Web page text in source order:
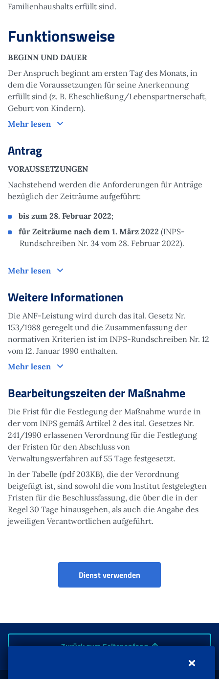
Familienhaushalts erfüllt sind.
Funktionsweise
BEGINN UND DAUER
Der Anspruch beginnt am ersten Tag des Monats, in
dem die Voraussetzungen für seine Anerkennung
erfüllt sind (z. B. Eheschließung/Lebenspartnerschaft,
Geburt von Kindern).
Mehr lesen
Funktionsweise
Antrag
VORAUSSETZUNGEN
Nachstehend werden die Anforderungen für Anträge
bezüglich der Zeiträume aufgeführt:
bis zum 28. Februar 2022;
für Zeiträume nach dem 1. März 2022 (INPS-
Rundschreiben Nr. 34 vom 28. Februar 2022).
Mehr lesen Antrag
Weitere Informationen
Die ANF-Leistung wird durch das ital. Gesetz Nr.
153/1988 geregelt und die Zusammenfassung der
normativen Kriterien ist im INPS-Rundschreiben Nr. 12
vom 12. Januar 1990 enthalten.
Mehr lesen
Weitere Informationen
Bearbeitungszeiten der Maßnahme
Die Frist für die Festlegung der Maßnahme wurde in
der vom INPS gemäß Artikel 2 des ital. Gesetzes Nr.
241/1990 erlassenen Verordnung für die Festlegung
der Fristen für den Abschluss von
Verwaltungsverfahren auf 55 Tage festgesetzt.
In der Tabelle (pdf 203KB), die der Verordnung
beigefügt ist, sind sowohl die vom Institut festgelegten
Fristen für die Beschlussfassung, die über die in der
Regel 30 Tage hinausgehen, als auch die Angabe des
jeweiligen Verantwortlichen aufgeführt.
Dienst verwenden
Zurück zum Seitenanfang